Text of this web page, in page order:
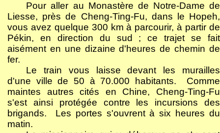
Pour aller au Monastère de Notre-Dame de
Liesse, près de Cheng-Ting-Fu, dans le Hopeh,
vous avez quelque 300 km à parcourir, à partir de
Pékin, en direction du sud ; ce trajet se fait
aisément en une dizaine d'heures de chemin de
fer.
Le train vous laisse devant les murailles
d'une ville de 50 à 70.000 habitants.
Comme
maintes autres cités en Chine, Cheng-Ting-Fu
s'est ainsi protégée contre les incursions des
brigands.
Les portes s'ouvrent à six heures du
matin.